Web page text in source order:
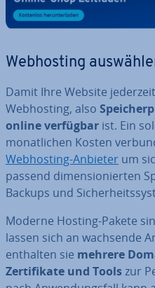
Web­hos­ting
Damit Ihre Website
Web­hos­ting, also
online verfügbar ist. Ein
mo­nat­li­chen Kosten
Web­hos­ting-Anbieter um
passend di­men­sio­nier­ten
Backups und
Moderne Hosting-Pakete
lassen sich an wachsende
enthalten sie mehrere
Zer­ti­fi­ka­te und Toolszur